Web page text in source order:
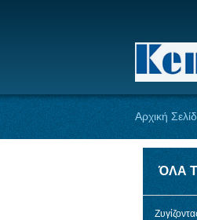
Αρχική
ΌΛΑ